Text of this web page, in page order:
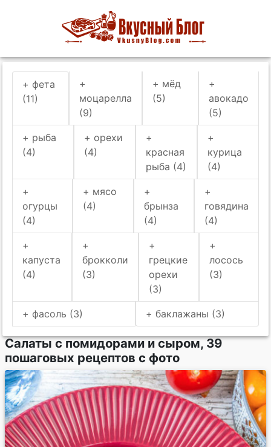
+ фета
(11)
+
моцарелла
(9)
+ мёд
(5)
+
авокадо
(5)
+ рыба
(4)
+ орехи
(4)
+
красная
рыба (4)
+
курица
(4)
+
огурцы
(4)
+ мясо
(4)
+
брынза
(4)
+
говядина
(4)
+
капуста
(4)
+
брокколи
(3)
+
грецкие
орехи
(3)
+
лосось
(3)
+ фасоль (3) + баклажаны (3)
Салаты с помидорами и сыром, 39
пошаговых рецептов с фото